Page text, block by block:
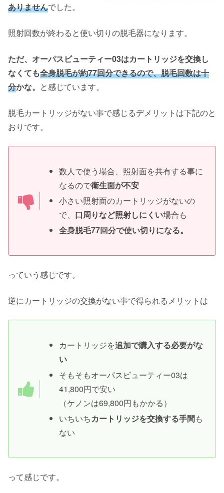
ありませんでした。
照射回数が終わると使い切りの脱毛器になります。
ただ、オーパスビューティー03はカートリッジを交換し
なくても全身脱毛が約77回分できるので、脱毛回数は十
分かな。 と感じています。
脱毛カートリッジがない事で感じるデメリットは下記のと
おりです。
数人で使う場合、照射面を共有する事に
なるので衛生面が不安
小さい照射面のカートリッジがないの
で、 口周りなど照射しにくい場合も
全身脱毛77回分で使い切りになる。
っていう感じです。
逆にカートリッジの交換がない事で得られるメリットは
カートリッジを追加で購入する必要がな
い
そもそもオーパスビューティー03は
41,800円で安い
（ケノンは69,800円もかかる）
いちいちカートリッジを交換する手間も
ない
って感じです。